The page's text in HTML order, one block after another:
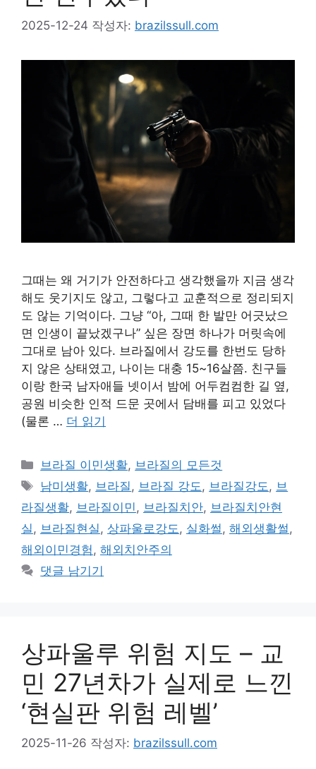
2025-12-24 작성자: brazilssull.com
그때는 왜 거기가 안전하다고 생각했을까 지금 생각
해도 웃기지도 않고, 그렇다고 교훈적으로 정리되지
도 않는 기억이다. 그냥 “아, 그때 한 발만 어긋났으
면 인생이 끝났겠구나” 싶은 장면 하나가 머릿속에
그대로 남아 있다. 브라질에서 강도를 한번도 당하
지 않은 상태였고, 나이는 대충 15~16살쯤. 친구들
이랑 한국 남자애들 넷이서 밤에 어두컴컴한 길 옆,
공원 비슷한 인적 드문 곳에서 담배를 피고 있었다
(물론 … 더 읽기
카
테
고
리
브라질 이민생활, 브라질의 모든것
태
그
남미생활, 브라질 , 브라질 강도 , 브라질강도 , 브
라질생활, 브라질이민 , 브라질치안, 브라질치안현
실 , 브라질현실 , 상파울로강도 , 실화썰 , 해외생활썰 ,
해외이민경험 , 해외치안주의
댓글 남기기
상파울루 위험 지도 – 교
민 27년차가 실제로 느낀
‘현실판 위험 레벨’
2025-11-26 작성자: brazilssull.com